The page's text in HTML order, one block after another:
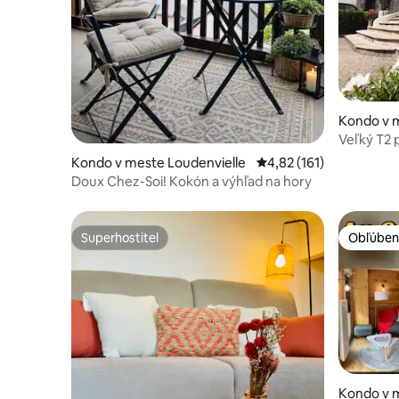
Kondo v meste Loudenvielle Priemerné
4,82 (161)
Doux Chez-Soi! Kokón a výhľad na hory
Kondo v
-Luchon
Veľký T2
Superhostiteľ
Superhostiteľ
Kondo v